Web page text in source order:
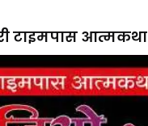
टाइमपास आत्मकथा